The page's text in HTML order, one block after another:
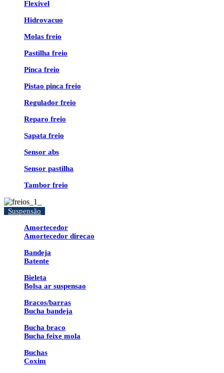
Flexivel
Hidrovacuo
Molas freio
Pastilha freio
Pinca freio
Pistao pinca freio
Regulador freio
Reparo freio
Sapata freio
Sensor abs
Sensor pastilha
Tambor freio
Suspensão
Amortecedor
Amortecedor direcao
Bandeja
Batente
Bieleta
Bolsa ar suspensao
Bracos/barras
Bucha bandeja
Bucha braco
Bucha feixe mola
Buchas
Coxim